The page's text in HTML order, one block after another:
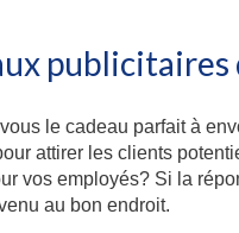
publicitaires
le cadeau parfait à
attirer les clients
vos employés? Si la
au bon endroit.